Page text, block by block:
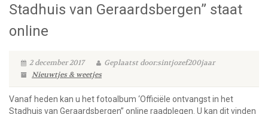
Stadhuis van Geraardsbergen” staat
online
2 december 2017
Geplaatst door:sintjozef200jaar
Nieuwtjes & weetjes
Vanaf heden kan u het fotoalbum ‘Officiële ontvangst in het
Stadhuis van Geraardsbergen” online raadplegen. U kan dit vinden